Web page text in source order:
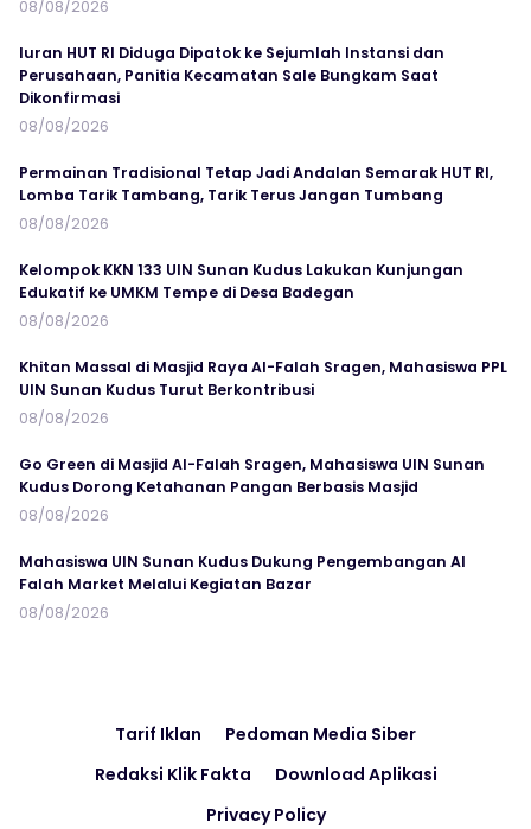
08/08/2026
Iuran HUT RI Diduga Dipatok ke Sejumlah Instansi dan
Perusahaan, Panitia Kecamatan Sale Bungkam Saat
Dikonfirmasi
08/08/2026
Permainan Tradisional Tetap Jadi Andalan Semarak HUT RI,
Lomba Tarik Tambang, Tarik Terus Jangan Tumbang
08/08/2026
Kelompok KKN 133 UIN Sunan Kudus Lakukan Kunjungan
Edukatif ke UMKM Tempe di Desa Badegan
08/08/2026
Khitan Massal di Masjid Raya Al-Falah Sragen, Mahasiswa PPL
UIN Sunan Kudus Turut Berkontribusi
08/08/2026
Go Green di Masjid Al-Falah Sragen, Mahasiswa UIN Sunan
Kudus Dorong Ketahanan Pangan Berbasis Masjid
08/08/2026
Mahasiswa UIN Sunan Kudus Dukung Pengembangan Al
Falah Market Melalui Kegiatan Bazar
08/08/2026
Tarif Iklan
Pedoman Media Siber
Redaksi Klik Fakta
Download Aplikasi
Privacy Policy